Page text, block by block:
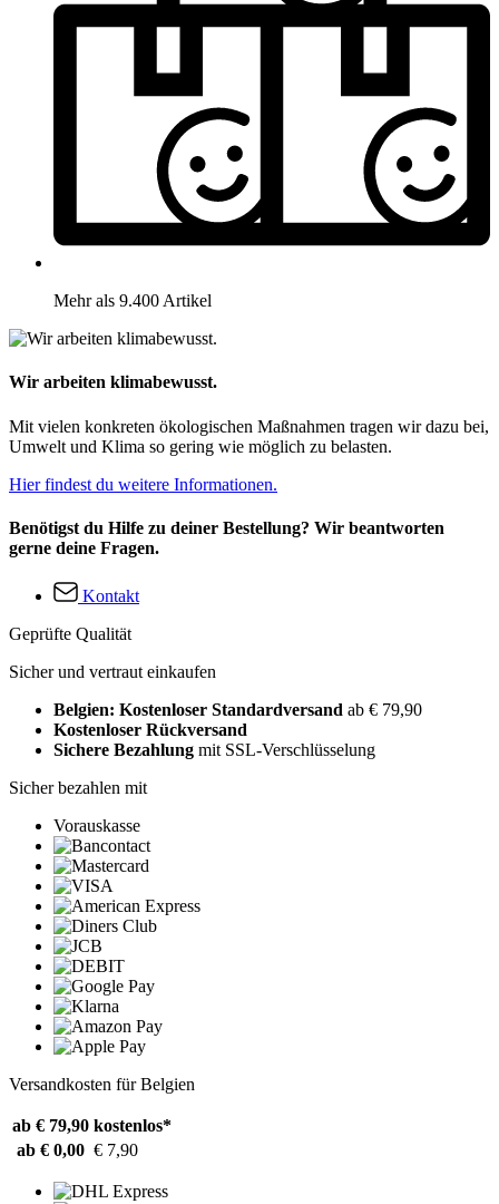
Mehr als 9.400 Artikel
Wir arbeiten klimabewusst.
Mit vielen konkreten ökologischen Maßnahmen tragen wir dazu bei,
Umwelt und Klima so gering wie möglich zu belasten.
Hier findest du weitere Informationen.
Benötigst du Hilfe zu deiner Bestellung? Wir beantworten
gerne deine Fragen.
Kontakt
Geprüfte Qualität
Sicher und vertraut einkaufen
Belgien: Kostenloser Standardversand ab € 79,90
Kostenloser Rückversand
Sichere Bezahlung mit SSL-Verschlüsselung
Sicher bezahlen mit
Vorauskasse
Versandkosten für Belgien
ab € 79,90 kostenlos*
ab € 0,00 € 7,90